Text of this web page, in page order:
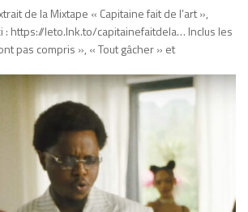
de la Mixtape « Capitaine fait de l’art »,
: https://leto.lnk.to/capitainefaitdela… Inclus les
pas compris », « Tout gâcher » et